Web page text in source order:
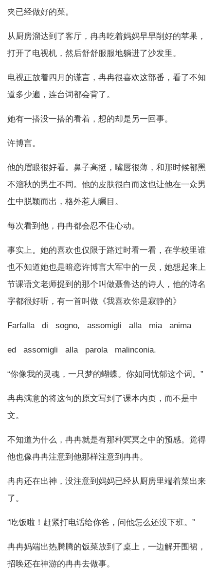
夹已经做好的菜。
从厨房溜达到了客厅，冉冉吃着妈妈早早削好的苹果，
打开了电视机，然后舒舒服服地躺进了沙发里。
电视正放着四月的谎言，冉冉很喜欢这部番，看了不知
道多少遍，连台词都会背了。
她有一搭没一搭的看着，想的却是另一回事。
许博言。
他的眉眼很好看。鼻子高挺，嘴唇很薄，和那时候都黑
不溜秋的男生不同。他的皮肤很白而这也让他在一众男
生中脱颖而出，格外惹人瞩目。
每次看到他，冉冉都会忍不住心动。
事实上。她的喜欢也仅限于路过时看一看，在学校里谁
也不知道她也是暗恋许博言大军中的一员，她想起来上
节课语文老师提到的那个叫做聂鲁达的诗人，他的诗名
字都很好听，有一首叫做《我喜欢你是寂静的》
Farfalla di sogno, assomigli alla mia anima
ed assomigli alla parola malinconia.
“你像我的灵魂，一只梦的蝴蝶。你如同忧郁这个词。”
冉冉满意的将这句的原文写到了课本内页，而不是中
文。
不知道为什么，冉冉就是有那种冥冥之中的预感。觉得
他也像冉冉注意到他那样注意到冉冉。
冉冉还在出神，没注意到妈妈已经从厨房里端着菜出来
了。
“吃饭啦！赶紧打电话给你爸，问他怎么还没下班。”
冉冉妈端出热腾腾的饭菜放到了桌上，一边解开围裙，
招唤还在神游的冉冉去做事。